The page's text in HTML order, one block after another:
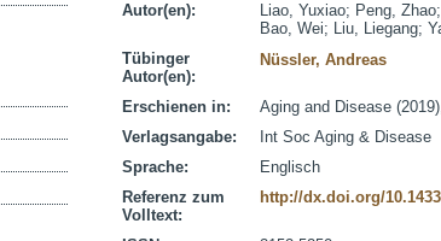
Autor(en): Liao, Yuxiao; Peng, Zhao;
Bao, Wei; Liu, Liegang;
Tübinger
Autor(en):
Nüssler, Andreas
Erschienen in:
Aging and Disease
Verlagsangabe:
Int Soc Aging & Disease
Sprache:
Englisch
Referenz zum
Volltext:
http://dx.doi.org/